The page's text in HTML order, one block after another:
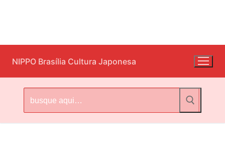
para
o
conteúdo
NIPPO Brasília Cultura Japonesa
por: